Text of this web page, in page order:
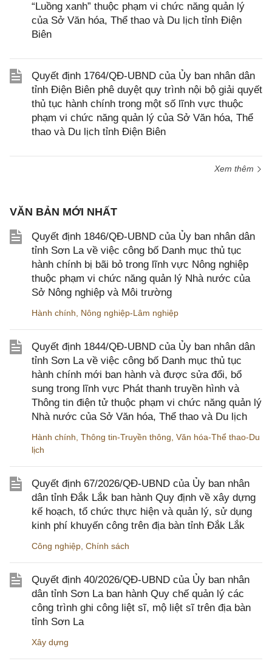
“Luồng xanh” thuộc phạm vi chức năng quản lý
của Sở Văn hóa, Thể thao và Du lịch tỉnh Điện
Biên
Quyết định 1764/QĐ-UBND của Ủy ban nhân dân
tỉnh Điện Biên phê duyệt quy trình nội bộ giải quyết
thủ tục hành chính trong một số lĩnh vực thuộc
phạm vi chức năng quản lý của Sở Văn hóa, Thể
thao và Du lịch tỉnh Điện Biên
Xem thêm
VĂN BẢN MỚI NHẤT
Quyết định 1846/QĐ-UBND của Ủy ban nhân dân
tỉnh Sơn La về việc công bố Danh mục thủ tục
hành chính bị bãi bỏ trong lĩnh vực Nông nghiệp
thuộc phạm vi chức năng quản lý Nhà nước của
Sở Nông nghiệp và Môi trường
Hành chính Nông nghiệp-Lâm nghiệp
Quyết định 1844/QĐ-UBND của Ủy ban nhân dân
tỉnh Sơn La về việc công bố Danh mục thủ tục
hành chính mới ban hành và được sửa đổi, bổ
sung trong lĩnh vực Phát thanh truyền hình và
Thông tin điện tử thuộc phạm vi chức năng quản lý
Nhà nước của Sở Văn hóa, Thể thao và Du lịch
Hành chính Thông tin-Truyền thông Văn hóa-Thể thao-Du
lịch
Quyết định 67/2026/QĐ-UBND của Ủy ban nhân
dân tỉnh Đắk Lắk ban hành Quy định về xây dựng
kế hoạch, tổ chức thực hiện và quản lý, sử dụng
kinh phí khuyến công trên địa bàn tỉnh Đắk Lắk
Công nghiệp Chính sách
Quyết định 40/2026/QĐ-UBND của Ủy ban nhân
dân tỉnh Sơn La ban hành Quy chế quản lý các
công trình ghi công liệt sĩ, mộ liệt sĩ trên địa bàn
tỉnh Sơn La
Xây dựng